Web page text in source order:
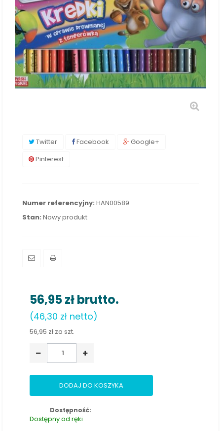
Twitter Facebook
Google+
Pinterest
Numer referencyjny: HAN00589
Stan: Nowy produkt
56,95 złbrutto.
(46,30 zł netto)
56,95 zł za szt.
DODAJ DO KOSZYKA
Dostępność:
Dostępny od ręki